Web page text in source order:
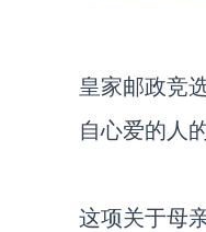
皇家邮政竞
自心爱的人
这项关于母